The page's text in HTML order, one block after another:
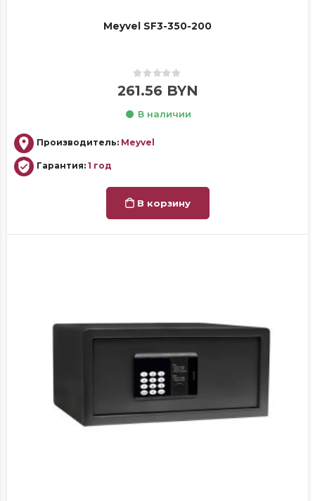
Meyvel SF3-350-200
0out of 5
261.56 BYN
В наличии
Производитель: Meyvel
Гарантия: 1 год
В корзину